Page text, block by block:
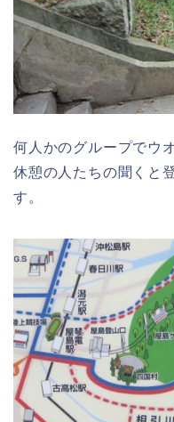
何人かのグループでウ
休憩の人たちの聞くと
す。